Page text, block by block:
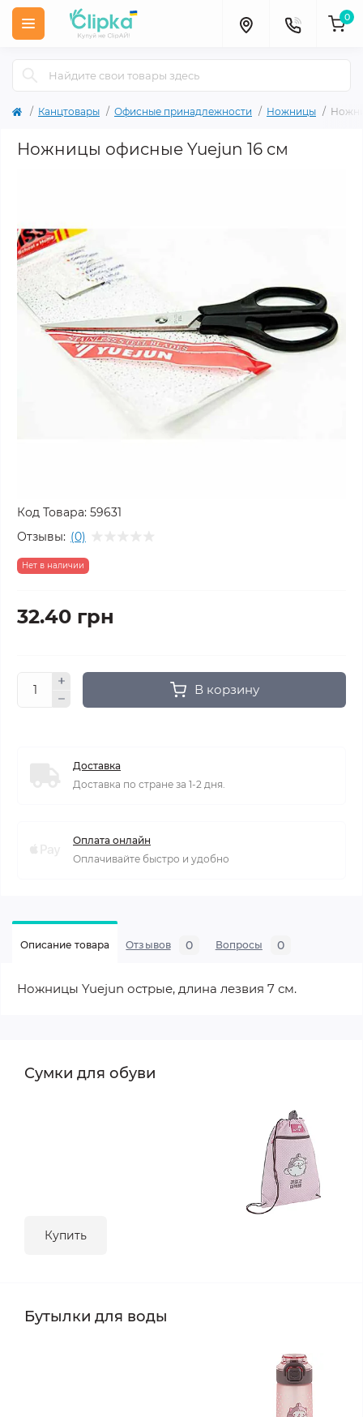
0
Канцтовары Офисные принадлежности Ножницы
Ножницы офисные Yuejun 16 см
Код Товара: 59631
Отзывы: (0)
Нет в наличии
32.40 грн
В корзину
Доставка
Доставка по стране за 1-2 дня.
Оплата онлайн
Оплачивайте быстро и удобно
Описание товара Отзывов 0 Вопросы 0
Ножницы Yuejun острые, длина лезвия 7 см.
Сумки для обуви
Купить
Бутылки для воды